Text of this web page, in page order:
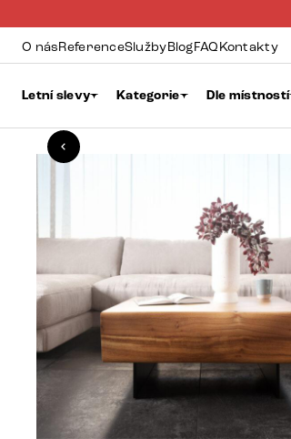
O násReferenceSlužbyBlogFAQKontakty
Letní slevy Kategorie Dle místností